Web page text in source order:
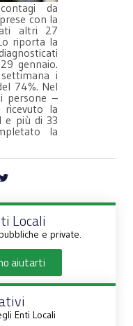
da
con la
altri 27
riporta la
gennaio.
i
74%. Nel
persone –
ricevuto la
e più di 33
la
Locali
e private.
aiutarti
Enti Locali